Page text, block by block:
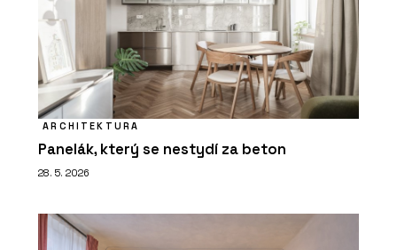
ARCHITEKTURA
Panelák, který se nestydí za beton
28. 5. 2026